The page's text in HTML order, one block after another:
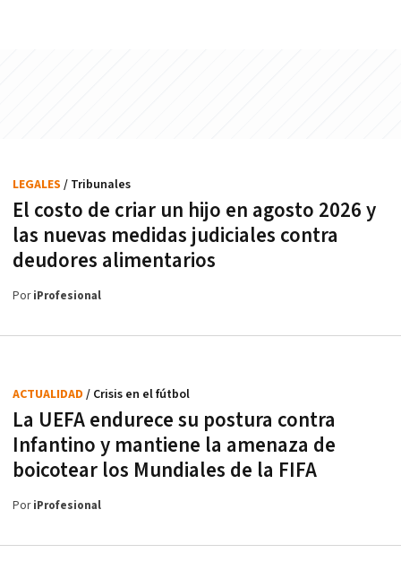
El costo de criar un hijo en agosto 2026 y
las nuevas medidas judiciales contra
deudores alimentarios
LEGALES / Tribunales
PoriProfesional
La UEFA endurece su postura contra
Infantino y mantiene la amenaza de
boicotear los Mundiales de la FIFA
ACTUALIDAD / Crisis en el fútbol
PoriProfesional